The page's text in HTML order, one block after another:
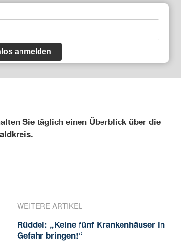
anmelden
Sie täglich einen Überblick über die
WEITERE ARTIKEL
Rüddel: „Keine fünf Krankenhäuser in
Gefahr bringen!“